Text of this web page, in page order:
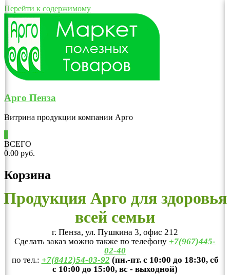
Перейти к содержимому
Арго Пенза
Витрина продукции компании Арго
ВСЕГО
0.00 руб.
Корзина
Продукция Арго для здоровья
всей семьи
г. Пенза, ул. Пушкина 3, офис 212
Сделать заказ можно также по телефону +7(967)445-
02-40
по тел.: +7(8412)54-03-92 (пн.-пт. с 10:00 до 18:30, сб
с 10:00 до 15:00, вс - выходной)